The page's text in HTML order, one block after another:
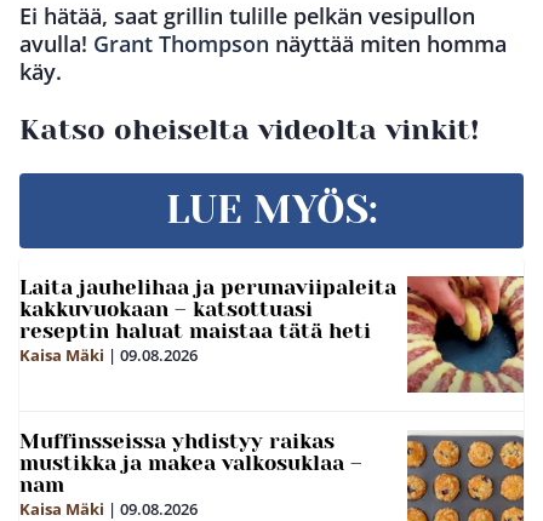
Ei hätää, saat grillin tulille pelkän vesipullon
avulla! Grant Thompson näyttää miten homma
käy.
Katso oheiselta videolta vinkit!
LUE MYÖS:
Laita jauhelihaa ja perunaviipaleita
kakkuvuokaan – katsottuasi
reseptin haluat maistaa tätä heti
Kaisa Mäki | 09.08.2026
Muffinsseissa yhdistyy raikas
mustikka ja makea valkosuklaa –
nam
Kaisa Mäki | 09.08.2026